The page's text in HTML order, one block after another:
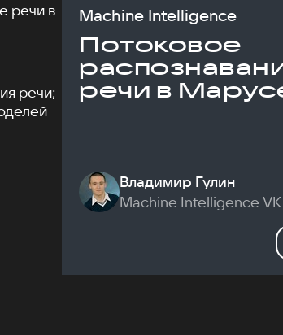
речи в
речи;
Machine Intelligence
Потоковое
речи в
Владимир Гулин
Machine Intelligence VK